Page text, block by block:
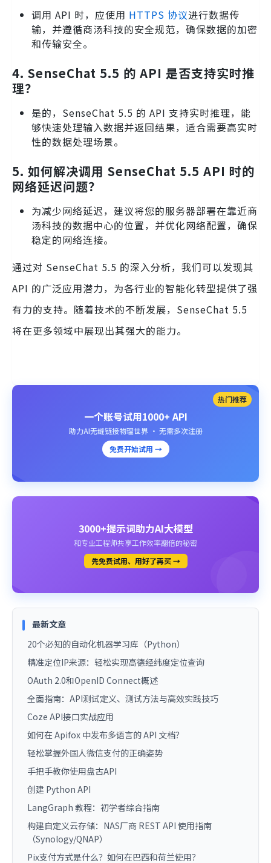
调用 API 时，应使用 HTTPS 协议进行数据传
输，并遵循商汤科技的安全规范，确保数据的加密
和传输安全。
4. SenseChat 5.5 的 API 是否支持实时推
理？
是的，SenseChat 5.5 的 API 支持实时推理，能
够快速处理输入数据并返回结果，适合需要高实时
性的数据处理场景。
5. 如何解决调用 SenseChat 5.5 API 时的
网络延迟问题？
为减少网络延迟，建议将您的服务器部署在靠近商
汤科技的数据中心的位置，并优化网络配置，确保
稳定的网络连接。
通过对 SenseChat 5.5 的深入分析，我们可以发现其
API 的广泛应用潜力，为各行业的智能化转型提供了强
有力的支持。随着技术的不断发展，SenseChat 5.5
将在更多领域中展现出其强大的能力。
热门推荐
一个账号试用1000+ API
助力AI无缝链接物理世界 · 无需多次注册
免费开始试用 →
3000+提示词助力AI大模型
和专业工程师共享工作效率翻倍的秘密
先免费试用、用好了再买 →
最新文章
20个必知的自动化机器学习库（Python）
精准定位IP来源：轻松实现高德经纬度定位查询
OAuth 2.0和OpenID Connect概述
全面指南：API测试定义、测试方法与高效实践技巧
Coze API接口实战应用
如何在 Apifox 中发布多语言的 API 文档？
轻松掌握外国人微信支付的正确姿势
手把手教你使用盘古API
创建 Python API
LangGraph 教程：初学者综合指南
构建自定义云存储：NAS厂商 REST API 使用指南
（Synology/QNAP）
Pix支付方式是什么？如何在巴西和荷兰使用？